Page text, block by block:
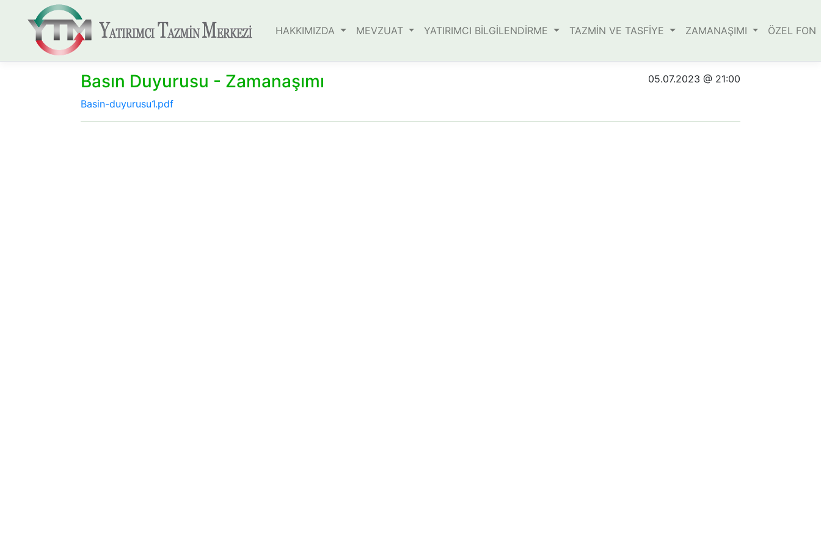
HAKKIMIZDA MEVZUAT YATIRIMCI BİLGİLENDİRME TAZMİN VE TASFİYE ZAMANAŞIMI ÖZEL FON
Basın Duyurusu - Zamanaşımı 05.07.2023 @ 21:00
Basin-duyurusu1.pdf